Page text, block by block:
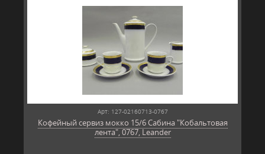
Арт: 127-02160713-0767
Кофейный сервиз мокко 15/6 Сабина "Кобальтовая
лента", 0767, Leander